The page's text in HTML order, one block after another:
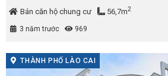
Bán căn hộ chung cư 56,7m2
3 năm trước 969
THÀNH PHỐ LÀO CAI